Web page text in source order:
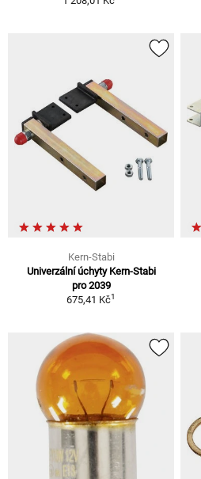
Kern-Stabi
Univerzální úchyty Kern-Stabi
pro 2039
675,41 Kč1